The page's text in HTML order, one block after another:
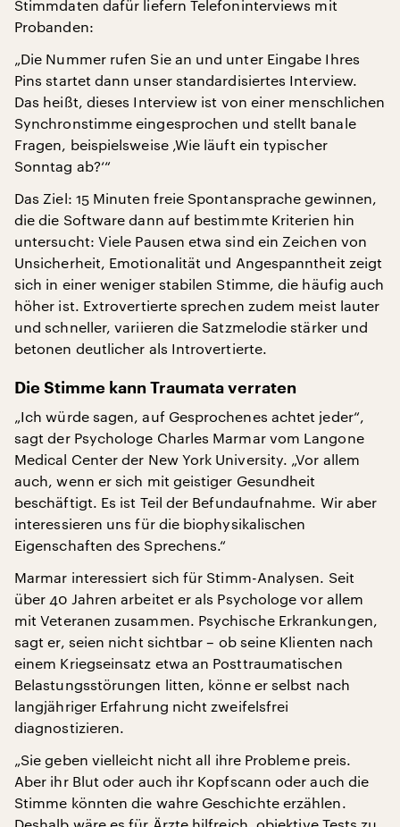
Stimmdaten dafür liefern Telefoninterviews mit
Probanden:
„Die Nummer rufen Sie an und unter Eingabe Ihres
Pins startet dann unser standardisiertes Interview.
Das heißt, dieses Interview ist von einer menschlichen
Synchronstimme eingesprochen und stellt banale
Fragen, beispielsweise ‚Wie läuft ein typischer
Sonntag ab?‘“
Das Ziel: 15 Minuten freie Spontansprache gewinnen,
die die Software dann auf bestimmte Kriterien hin
untersucht: Viele Pausen etwa sind ein Zeichen von
Unsicherheit, Emotionalität und Angespanntheit zeigt
sich in einer weniger stabilen Stimme, die häufig auch
höher ist. Extrovertierte sprechen zudem meist lauter
und schneller, variieren die Satzmelodie stärker und
betonen deutlicher als Introvertierte.
Die Stimme kann Traumata verraten
„Ich würde sagen, auf Gesprochenes achtet jeder“,
sagt der Psychologe Charles Marmar vom Langone
Medical Center der New York University. „Vor allem
auch, wenn er sich mit geistiger Gesundheit
beschäftigt. Es ist Teil der Befundaufnahme. Wir aber
interessieren uns für die biophysikalischen
Eigenschaften des Sprechens.“
Marmar interessiert sich für Stimm-Analysen. Seit
über 40 Jahren arbeitet er als Psychologe vor allem
mit Veteranen zusammen. Psychische Erkrankungen,
sagt er, seien nicht sichtbar – ob seine Klienten nach
einem Kriegseinsatz etwa an Posttraumatischen
Belastungsstörungen litten, könne er selbst nach
langjähriger Erfahrung nicht zweifelsfrei
diagnostizieren.
„Sie geben vielleicht nicht all ihre Probleme preis.
Aber ihr Blut oder auch ihr Kopfscann oder auch die
Stimme könnten die wahre Geschichte erzählen.